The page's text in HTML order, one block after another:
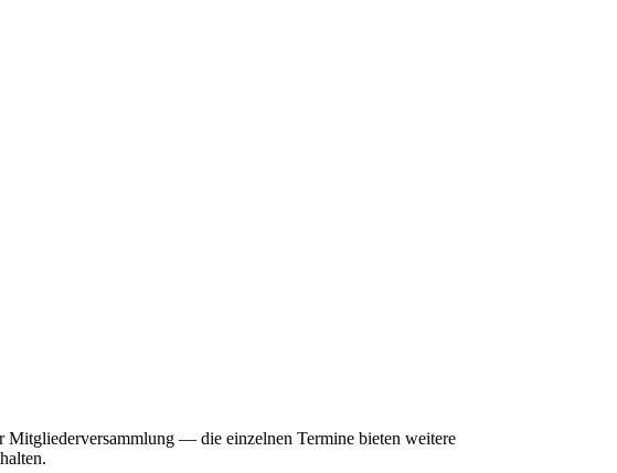
Mitgliederversammlung — die einzelnen Termine bieten weitere